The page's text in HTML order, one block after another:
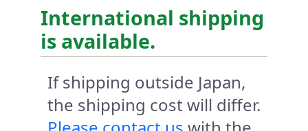
International shipping
is available.
If shipping outside Japan,
the shipping cost will differ.